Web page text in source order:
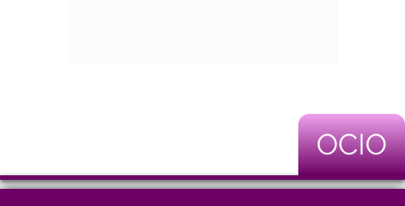
OCIO